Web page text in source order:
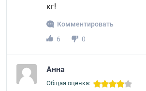
кг!
Комментировать
6
0
Анна
Общая оценка: